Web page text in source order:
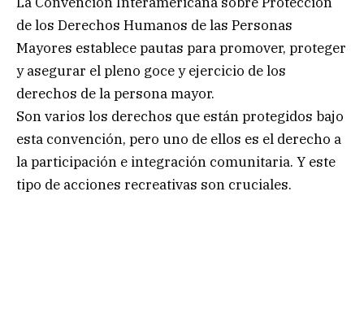
de los Derechos Humanos de las Personas
Mayores establece pautas para promover, proteger
y asegurar el pleno goce y ejercicio de los
derechos de la persona mayor.
Son varios los derechos que están protegidos bajo
esta convención, pero uno de ellos es el derecho a
la participación e integración comunitaria. Y este
tipo de acciones recreativas son cruciales.